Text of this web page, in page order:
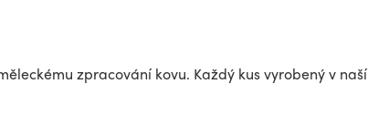
zpracování kovu. Každý kus vyrobený v naší